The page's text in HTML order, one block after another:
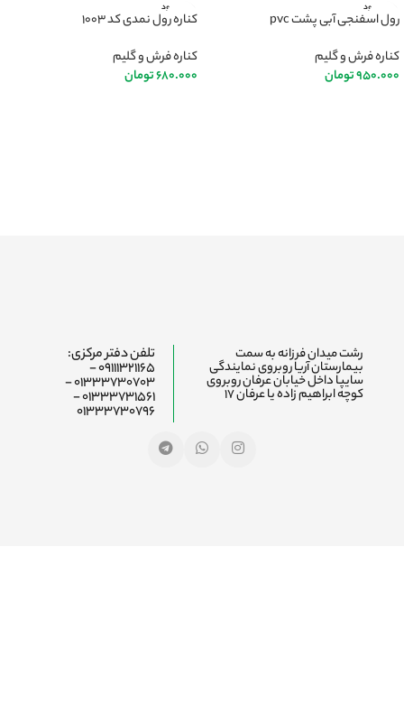
ناموجود
رول اسفنجی آبی پشت pvc
کناره فرش و گلیم
950.000تومان
ناموجود
کناره رول نمدی کد ۱۰۰۳
کناره فرش و گلیم
680.000تومان
رشت میدان فرزانه به سمت
بیمارستان آریا روبروی نمایندگی
سایپا داخل خیابان عرفان روبروی
کوچه ابراهیم زاده یا عرفان ۱۷
تلفن دفتر مرکزی:
09111321165 -
01333730703 -
01333731561 -
01333730796